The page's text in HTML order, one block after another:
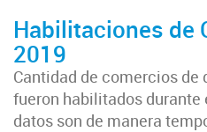
Habilitaciones de
2019
Cantidad de comercios de
fueron habilitados durante
datos son de manera